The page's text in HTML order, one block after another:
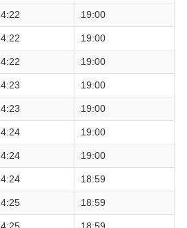
4:22 19:00
4:22 19:00
4:22 19:00
4:23 19:00
4:23 19:00
4:24 19:00
4:24 19:00
4:24 18:59
4:25 18:59